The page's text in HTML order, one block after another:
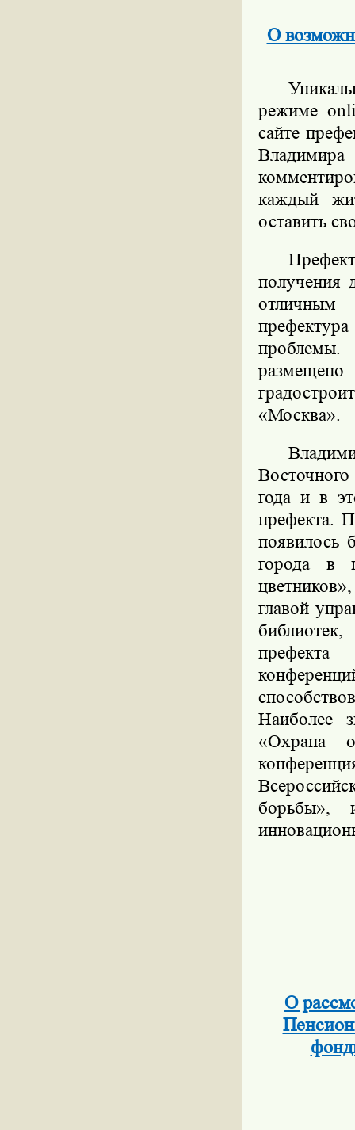
О
режиме
сайте
каждый
оставить
получения
отличным
«Москва».
года и в
префекта.
появилось
города в
главой
Наиболее
«Охрана
борьбы»,
О